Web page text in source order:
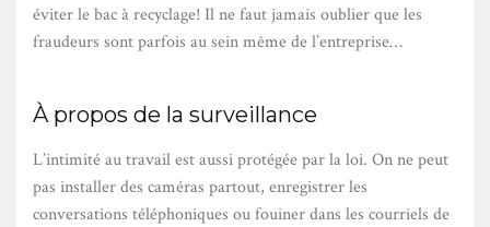
éviter le bac à recyclage! Il ne faut jamais oublier que les
fraudeurs sont parfois au sein même de l’entreprise…
À propos de la surveillance
L’intimité au travail est aussi protégée par la loi. On ne peut
pas installer des caméras partout, enregistrer les
conversations téléphoniques ou fouiner dans les courriels de